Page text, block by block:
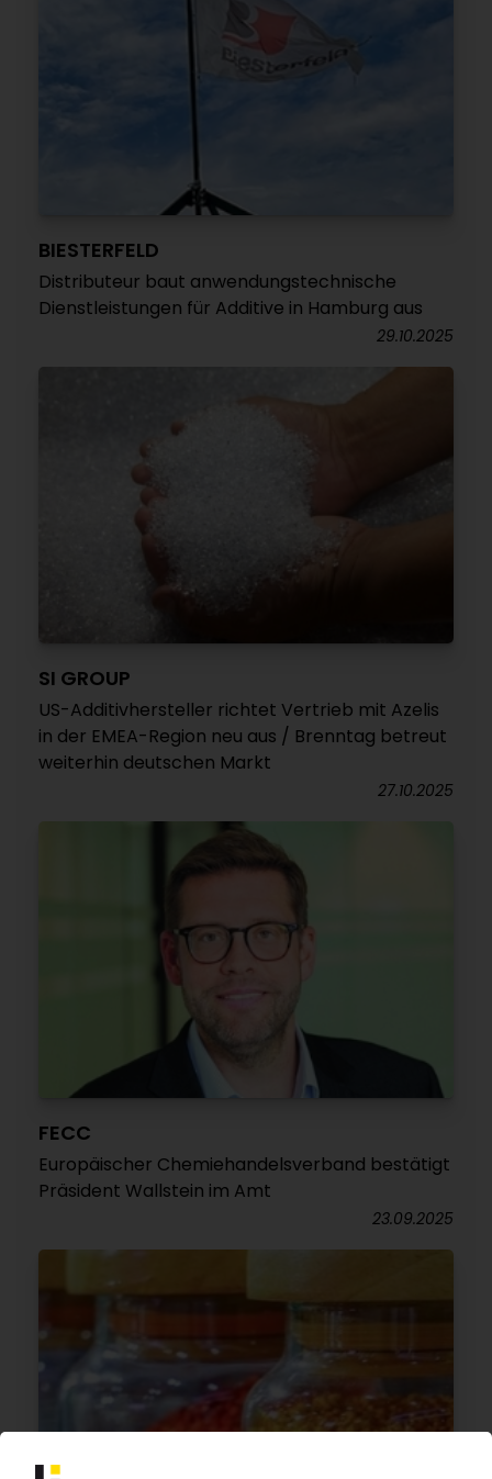
BIESTERFELD
Distributeur baut anwendungstechnische
Dienstleistungen für Additive in Hamburg aus
29.10.2025
SI GROUP
US-Additivhersteller richtet Vertrieb mit Azelis
in der EMEA-Region neu aus / Brenntag betreut
weiterhin deutschen Markt
27.10.2025
FECC
Europäischer Chemiehandelsverband bestätigt
Präsident Wallstein im Amt
23.09.2025